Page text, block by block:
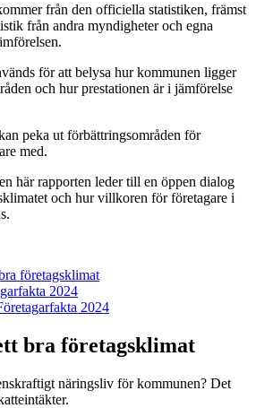
från den officiella statistiken, främst
från andra myndigheter och egna
för att belysa hur kommunen ligger
och hur prestationen är i jämförelse
peka ut förbättringsområden för
med.
här rapporten leder till en öppen dialog
och hur villkoren för företagare i
företagsklimat
2024
2024
bra företagsklimat
näringsliv för kommunen? Det